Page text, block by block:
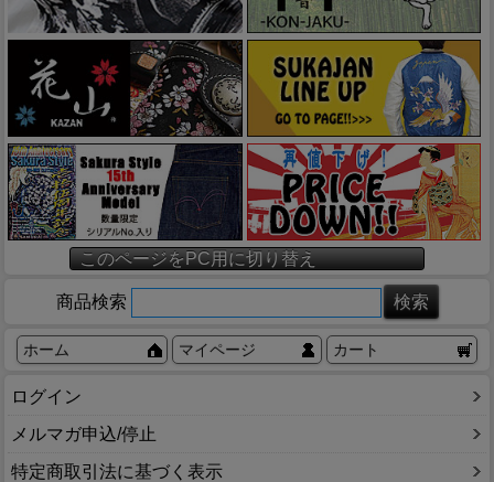
このページをPC用に切り替え
商品検索
ホーム マイページ カート
ログイン
メルマガ申込/停止
特定商取引法に基づく表示